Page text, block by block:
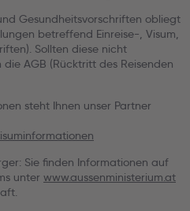
Gesundheitsvorschriften obliegt
betreffend Einreise-, Visum,
Sollten diese nicht
AGB (Rücktritt des Reisenden
steht Ihnen unser Partner
Sie finden Informationen auf
unter www.aussenministerium.at